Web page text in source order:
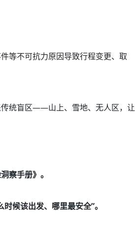
等不可抗力原因导致行程变更、取
统盲区——山上、雪地、无人区，让
察手册》。
时候该出发、哪里最安全”。